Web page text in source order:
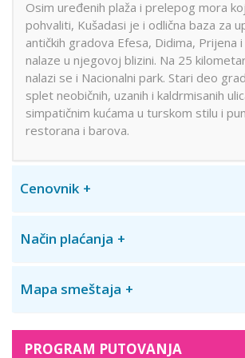
Osim uređenih plaža i prelepog mora
pohvaliti, Kušadasi je i odlična baza za
antičkih gradova Efesa, Didima, Prijena
nalaze u njegovoj blizini. Na 25
nalazi se i Nacionalni park. Stari deo
splet neobičnih, uzanih i kaldrmisanih
simpatičnim kućama u turskom stilu i
restorana i barova.
Cenovnik
Način plaćanja
Mapa smeštaja
PROGRAM PUTOVANJA